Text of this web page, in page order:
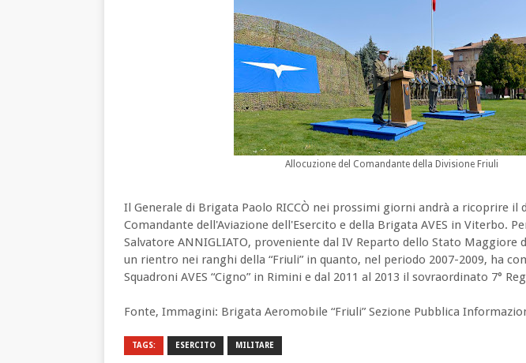
Allocuzione del Comandante della Divisione Friuli
Il Generale di Brigata Paolo RICCÒ nei prossimi giorni andrà a ricoprire il
Comandante dell'Aviazione dell'Esercito e della Brigata AVES in Viterbo.
Salvatore ANNIGLIATO, proveniente dal IV Reparto dello Stato Maggiore
un rientro nei ranghi della “Friuli” in quanto, nel periodo 2007-2009, ha
Squadroni AVES “Cigno” in Rimini e dal 2011 al 2013 il sovraordinato 7°
Fonte, Immagini: Brigata Aeromobile “Friuli” Sezione Pubblica
TAGS: ESERCITO MILITARE